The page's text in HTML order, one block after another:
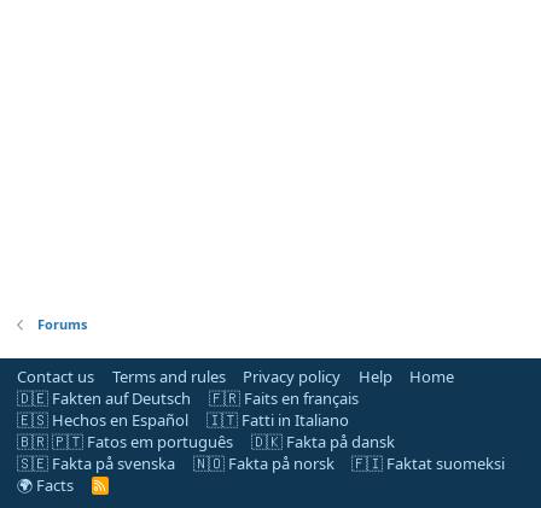
Forums
Contact us Terms and rules Privacy policy Help
Home
🇩🇪 Fakten auf Deutsch
🇫🇷 Faits en français
🇪🇸 Hechos en Español
🇮🇹 Fatti in Italiano
🇧🇷 🇵🇹 Fatos em português
🇩🇰 Fakta på dansk
🇸🇪 Fakta på svenska
🇳🇴 Fakta på norsk
🇫🇮 Faktat suomeksi
🌍 Facts
R